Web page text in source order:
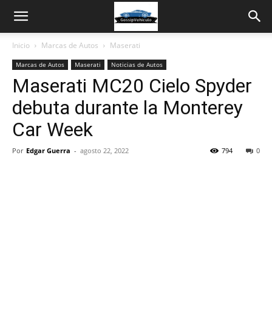
Inicio Marcas de Autos Maserati
Marcas de Autos Maserati Noticias de Autos
Maserati MC20 Cielo Spyder
debuta durante la Monterey
Car Week
Por Edgar Guerra - agosto 22, 2022 0
794